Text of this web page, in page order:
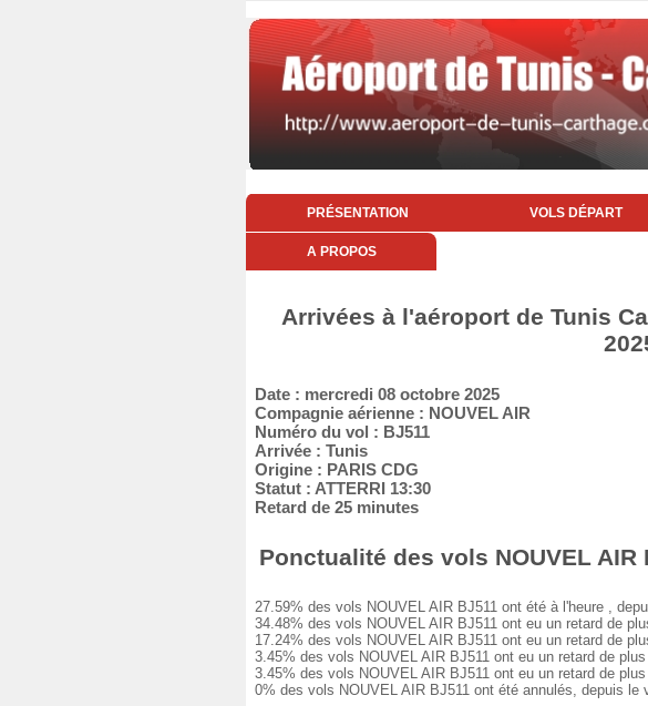
PRÉSENTATION VOLS DÉPART
A PROPOS
Arrivées à l'aéroport de Tunis
Date : mercredi 08 octobre 2025
Compagnie aérienne : NOUVEL AIR
Numéro du vol : BJ511
Arrivée : Tunis
Origine : PARIS CDG
Statut : ATTERRI 13:30
Retard de 25 minutes
Ponctualité des vols NOUVEL
27.59% des vols NOUVEL AIR BJ511 ont été à l'heure ,
34.48% des vols NOUVEL AIR BJ511 ont eu un retard de
17.24% des vols NOUVEL AIR BJ511 ont eu un retard de
3.45% des vols NOUVEL AIR BJ511 ont eu un retard de
3.45% des vols NOUVEL AIR BJ511 ont eu un retard de
0% des vols NOUVEL AIR BJ511 ont été annulés, depuis le